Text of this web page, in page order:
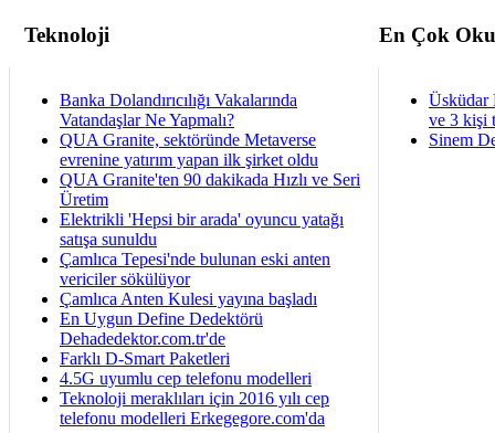
Teknoloji En Çok
Banka Dolandırıcılığı Vakalarında
Vatandaşlar Ne Yapmalı?
QUA Granite, sektöründe Metaverse
evrenine yatırım yapan ilk şirket oldu
QUA Granite'ten 90 dakikada Hızlı ve Seri
Üretim
Elektrikli 'Hepsi bir arada' oyuncu yatağı
satışa sunuldu
Çamlıca Tepesi'nde bulunan eski anten
vericiler sökülüyor
Çamlıca Anten Kulesi yayına başladı
En Uygun Define Dedektörü
Dehadedektor.com.tr'de
Farklı D-Smart Paketleri
4.5G uyumlu cep telefonu modelleri
Teknoloji meraklıları için 2016 yılı cep
telefonu modelleri Erkegegore.com'da
Üsküdar
ve 3 kişi
Sinem